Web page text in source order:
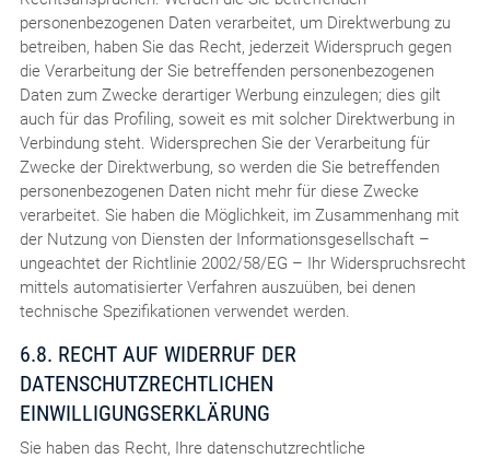
personenbezogenen Daten verarbeitet, um Direktwerbung zu
betreiben, haben Sie das Recht, jederzeit Widerspruch gegen
die Verarbeitung der Sie betreffenden personenbezogenen
Daten zum Zwecke derartiger Werbung einzulegen; dies gilt
auch für das Profiling, soweit es mit solcher Direktwerbung in
Verbindung steht. Widersprechen Sie der Verarbeitung für
Zwecke der Direktwerbung, so werden die Sie betreffenden
personenbezogenen Daten nicht mehr für diese Zwecke
verarbeitet. Sie haben die Möglichkeit, im Zusammenhang mit
der Nutzung von Diensten der Informationsgesellschaft –
ungeachtet der Richtlinie 2002/58/EG – Ihr Widerspruchsrecht
mittels automatisierter Verfahren auszuüben, bei denen
technische Spezifikationen verwendet werden.
6.8. RECHT AUF WIDERRUF DER
DATENSCHUTZRECHTLICHEN
EINWILLIGUNGSERKLÄRUNG
Sie haben das Recht, Ihre datenschutzrechtliche